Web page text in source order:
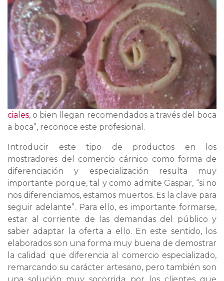
ciales, o bien llegan recomendados a través del boca
a boca”, reconoce este profesional.
Introducir este tipo de productos en los
mostradores del comercio cárnico como forma de
diferenciación y especialización resulta muy
importante porque, tal y como admite Gaspar, “si no
nos diferenciamos, estamos muertos. Es la clave para
seguir adelante”. Para ello, es importante formarse,
estar al corriente de las demandas del público y
saber adaptar la oferta a ello. En este sentido, los
elaborados son una forma muy buena de demostrar
la calidad que diferencia al comercio especializado,
remarcando su carácter artesano, pero también son